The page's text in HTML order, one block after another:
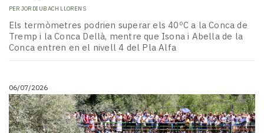
PER JORDI UBACH LLORENS
Els termòmetres podrien superar els 40ºC a la Conca de
Tremp i la Conca Dellà, mentre que Isona i Abella de la
Conca entren en el nivell 4 del Pla Alfa
06/07/2026